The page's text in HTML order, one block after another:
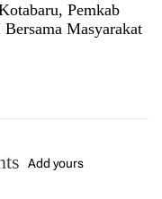
Pemkab
Masyarakat
Add yours